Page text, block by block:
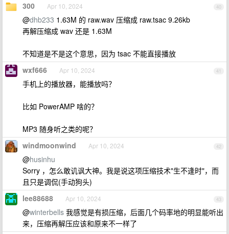
40
300 Apr 10, 2024
@dhb233 1.63M 的 raw.wav 压缩成 raw.tsac 9.26kb
再解压缩成 wav 还是 1.63M
不知道是不是这个意思，因为 tsac 不能直接播放
41
wxf666 Apr 10, 2024
手机上的播放器，能播放吗？
比如 PowerAMP 啥的？
MP3 随身听之类的呢？
42
windmoonwind Apr 10, 2024
@husinhu
Sorry ，怎么敢讥讽大神。我是说这项压缩技术"生不逢时"，而
且只是调侃(手动狗头)
43
lee88688 Apr 10, 2024
@winterbells 我感觉是有损压缩，后面几个码率地的明显能听出
来，压缩再解压应该和原来不一样了